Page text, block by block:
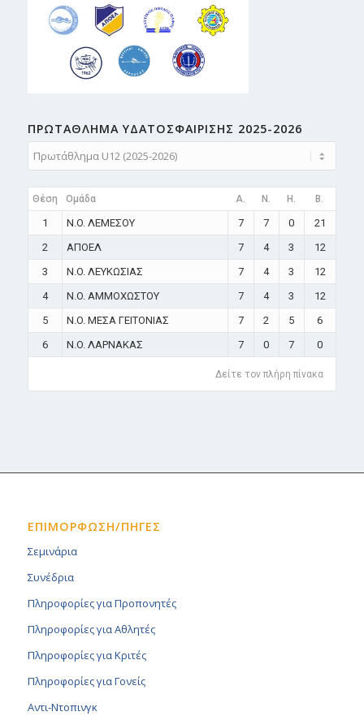
ΠΡΩΤΑΘΛΗMA ΥΔΑΤΟΣΦΑΙΡΙΣΗΣ 2025-2026
Θέση Ομάδα A. N. H. B.
1 N.O. ΛΕΜΕΣΟΥ 7 7 0
21
2
ΑΠΟΕΛ 7 4 3
12
3
N.O. ΛΕΥΚΩΣΙΑΣ 7 4 3
12
4
N.O. ΑΜΜΟΧΩΣΤΟΥ 7 4 3
12
5
N.O. ΜΕΣΑ ΓΕΙΤΟΝΙΑΣ 7 2 5
6
6
N.O. ΛΑΡΝΑΚΑΣ 7 0 7 0
Δείτε τον πλήρη πίνακα
ΕΠΙΜΟΡΦΩΣΗ/ΠΗΓΕΣ
Σεμινάρια
Συνέδρια
Πληροφορίες για Προπονητές
Πληροφορίες για Αθλητές
Πληροφορίες για Κριτές
Πληροφορίες για Γονείς
Αντι-Ντοπινγκ